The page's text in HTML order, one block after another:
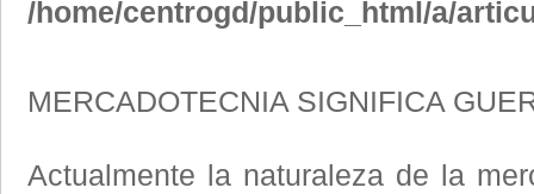
/home/centrogd/public_html/a/
MERCADOTECNIA SIGNIFICA
Actualmente la naturaleza de la